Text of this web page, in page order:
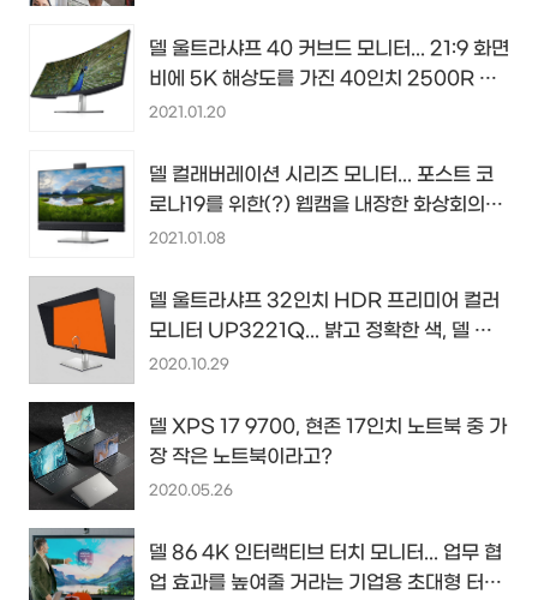
델 울트라샤프 40 커브드 모니터... 21:9 화면
비에 5K 해상도를 가진 40인치 2500R 곡
면 모니터 등장...
2021.01.20
델 컬래버레이션 시리즈 모니터... 포스트 코
로나19를 위한(?) 웹캠을 내장한 화상회의용
콘퍼런스 모니터...
2021.01.08
델 울트라샤프 32인치 HDR 프리미어 컬러
모니터 UP3221Q... 밝고 정확한 색, 델 최
초 미니 LED 모니터
2020.10.29
델 XPS 17 9700, 현존 17인치 노트북 중 가
장 작은 노트북이라고?
2020.05.26
델 86 4K 인터랙티브 터치 모니터... 업무 협
업 효과를 높여줄 거라는 기업용 초대형 터치